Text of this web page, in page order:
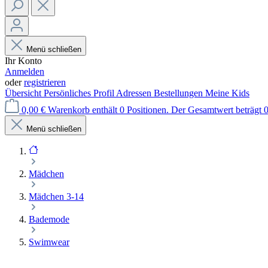
Menü schließen
Ihr Konto
Anmelden
oderregistrieren
Übersicht Persönliches Profil Adressen Bestellungen Meine Kids
0,00 € Warenkorb enthält 0 Positionen. Der Gesamtwert beträgt
Menü schließen
Mädchen
Mädchen 3-14
Bademode
Swimwear